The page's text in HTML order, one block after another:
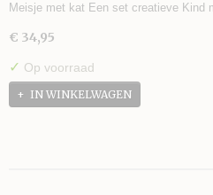
Meisje met kat Een set creatieve Kind
€ 34,95
✓ Op voorraad
IN WINKELWAGEN